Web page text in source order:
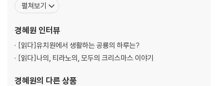
자들을 만나고 있습니다. 쓰고 그린 책으로 《1 2 3 공룡 유치원》, 《쿵
마스》 등이 있고, 그린 책으로 《사서가
펼쳐보기
경혜원 인터뷰
[읽다]유치원에서 생활하는 공룡의 하루는?
[읽다]나의, 티라노의, 모두의 크리스마스 이야기
경혜원의 다른 상품